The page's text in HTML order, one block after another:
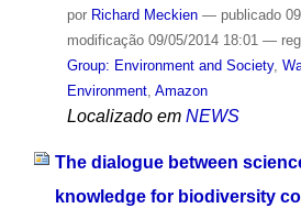
por Richard Meckien — publicado
modificação09/05/2014 18:01 —
Group: Environment and Society,
Environment, Amazon
Localizado em NEWS
The dialogue between
knowledge for biodiversity